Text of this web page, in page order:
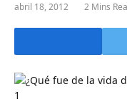
abril 18, 2012 2 Mins